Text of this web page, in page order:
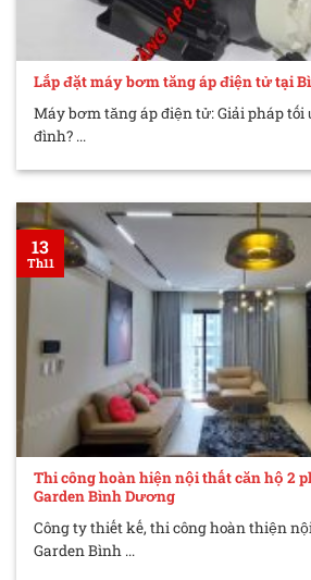
Lắp đặt máy bơm tăng áp điện tử tại
Máy bơm tăng áp điện tử: Giải pháp tối
đình? ...
Thi công hoàn hiện nội thất căn hộ 2
Garden Bình Dương
Công ty thiết kế, thi công hoàn thiện
Garden Bình ...
13
Th11